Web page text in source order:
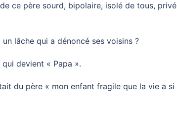
ce père sourd, bipolaire, isolé de tous, privé
lâche qui a dénoncé ses voisins ?
devient « Papa ».
du père « mon enfant fragile que la vie a si